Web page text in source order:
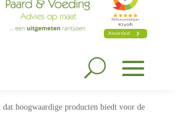
hoogwaardige producten biedt voor de